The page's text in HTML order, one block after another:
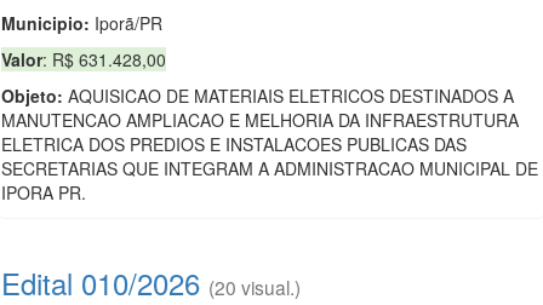
Municipio: Iporã/PR
Valor: R$ 631.428,00
Objeto: AQUISICAO DE MATERIAIS ELETRICOS DESTINADOS A
MANUTENCAO AMPLIACAO E MELHORIA DA INFRAESTRUTURA
ELETRICA DOS PREDIOS E INSTALACOES PUBLICAS DAS
SECRETARIAS QUE INTEGRAM A ADMINISTRACAO MUNICIPAL DE
IPORA PR.
Edital 010/2026 (20 visual.)